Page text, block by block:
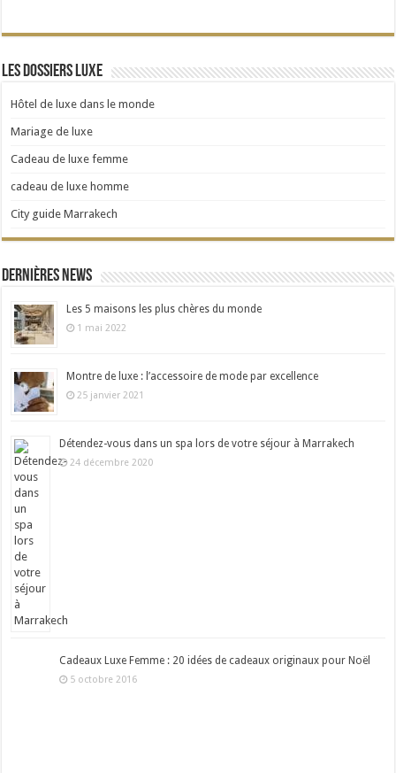
Les dossiers Luxe
Hôtel de luxe dans le monde
Mariage de luxe
Cadeau de luxe femme
cadeau de luxe homme
City guide Marrakech
Dernières news
Les 5 maisons les plus chères du monde
1 mai 2022
Montre de luxe : l’accessoire de mode par excellence
25 janvier 2021
Détendez-vous dans un spa lors de votre séjour à Marrakech
24 décembre 2020
Cadeaux Luxe Femme : 20 idées de cadeaux originaux pour Noël
5 octobre 2016